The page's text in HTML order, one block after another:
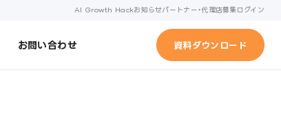
AI Growth Hackお知らせパートナー・代理店募集ログイン
お問い合わせ 資料ダウンロード